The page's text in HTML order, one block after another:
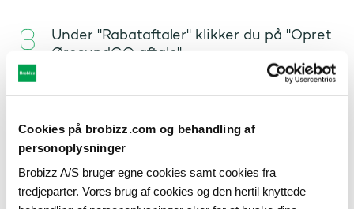
Cookies på brobizz.com og behandling af
personoplysninger
Brobizz A/S bruger egne cookies samt cookies fra
tredjeparter. Vores brug af cookies og den hertil knyttede
Under "Rabataftaler" klikker du på "Opret
ØresundGO aftale".
klikke på knappen "Start oprettelse".
Du kommer nu til en bestillingsside hos
Øresundsbron, hvor du kan oprette din